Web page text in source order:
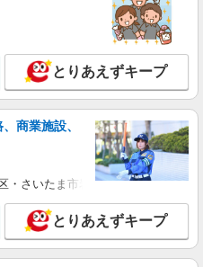
とりあえずキープ
商業施設、
・さいたま市岩槻区・久喜市・蓮田
とりあえずキープ